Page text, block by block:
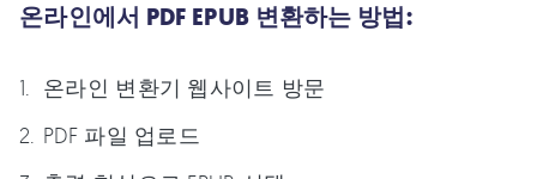
온라인에서 PDF EPUB 변환하는 방법:
온라인 변환기 웹사이트 방문
PDF 파일 업로드